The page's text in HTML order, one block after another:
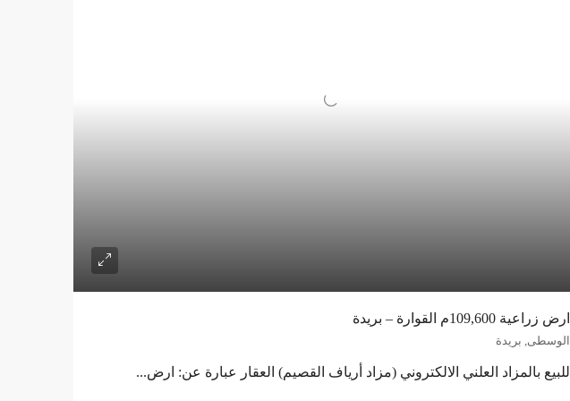
ارض زراعية 109,600م القوارة – بريدة
الوسطى, بريدة
للبيع بالمزاد العلني الالكتروني (مزاد أرياف القصيم) العقار عبارة عن: ارض...